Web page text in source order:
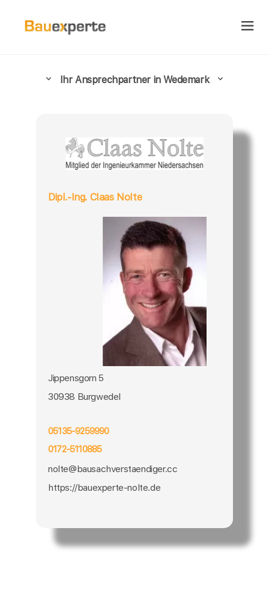
Ihr Ansprechpartner in Wedemark
Dipl.-Ing. Claas Nolte
Jippensgorn 5
30938 Burgwedel
05135-9259990
0172-5110885
nolte@bausachverstaendiger.cc
https://bauexperte-nolte.de